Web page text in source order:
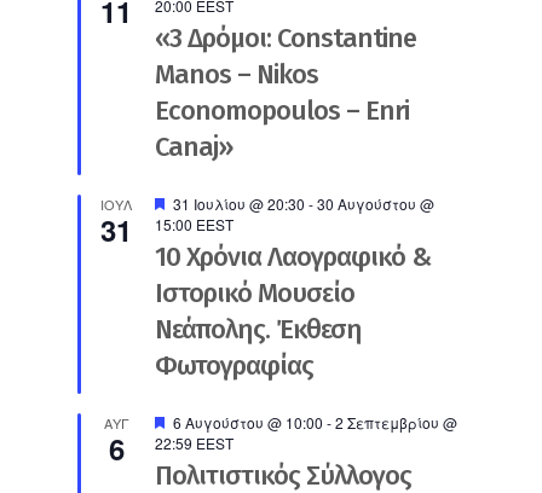
11
20:00 EEST
«3 Δρόμοι: Constantine
Manos – Nikos
Economopoulos – Enri
Canaj»
ΙΟΎΛ
31
Προτεινόμενο
31 Ιουλίου @ 20:30 -30 Αυγούστου @
15:00 EEST
10 Χρόνια Λαογραφικό &
Ιστορικό Μουσείο
Νεάπολης. Έκθεση
Φωτογραφίας
ΑΥΓ
6
Προτεινόμενο
6 Αυγούστου @ 10:00 -2 Σεπτεμβρίου @
22:59 EEST
Πολιτιστικός Σύλλογος